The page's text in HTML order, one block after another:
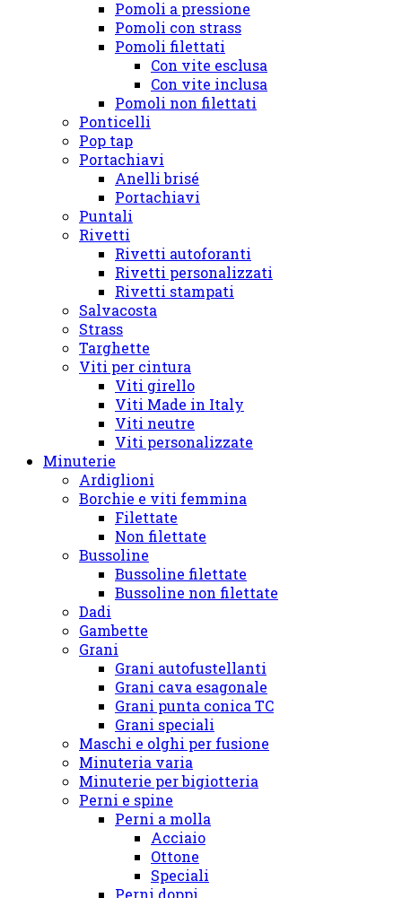
Pomoli a pressione
Pomoli con strass
Pomoli filettati
Con vite esclusa
Con vite inclusa
Pomoli non filettati
Ponticelli
Pop tap
Portachiavi
Anelli brisé
Portachiavi
Puntali
Rivetti
Rivetti autoforanti
Rivetti personalizzati
Rivetti stampati
Salvacosta
Strass
Targhette
Viti per cintura
Viti girello
Viti Made in Italy
Viti neutre
Viti personalizzate
Minuterie
Ardiglioni
Borchie e viti femmina
Filettate
Non filettate
Bussoline
Bussoline filettate
Bussoline non filettate
Dadi
Gambette
Grani
Grani autofustellanti
Grani cava esagonale
Grani punta conica TC
Grani speciali
Maschi e olghi per fusione
Minuteria varia
Minuterie per bigiotteria
Perni e spine
Perni a molla
Acciaio
Ottone
Speciali
Perni doppi